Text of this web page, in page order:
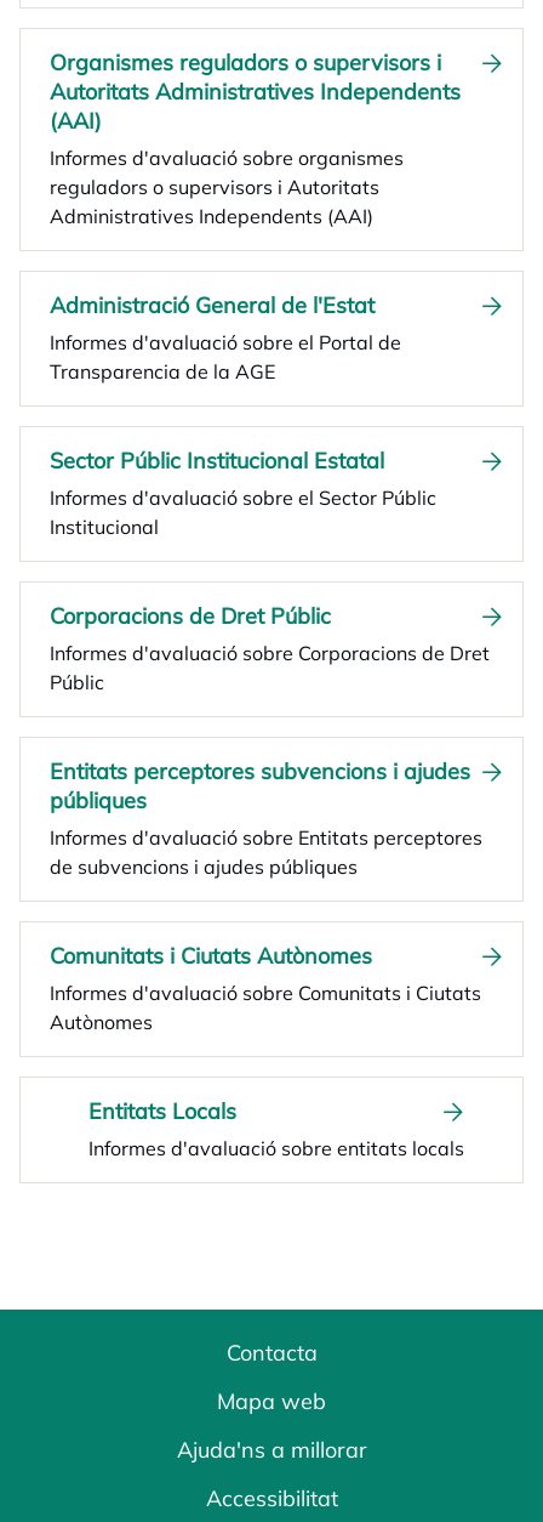
Organismes reguladors o supervisors i
Autoritats Administratives Independents
(AAI)
Informes d'avaluació sobre organismes
reguladors o supervisors i Autoritats
Administratives Independents (AAI)
Administració General de l'Estat
Informes d'avaluació sobre el Portal de
Transparencia de la AGE
Sector Públic Institucional Estatal
Informes d'avaluació sobre el Sector Públic
Institucional
Corporacions de Dret Públic
Informes d'avaluació sobre Corporacions de Dret
Públic
Entitats perceptores subvencions i ajudes
públiques
Informes d'avaluació sobre Entitats perceptores
de subvencions i ajudes públiques
Comunitats i Ciutats Autònomes
Informes d'avaluació sobre Comunitats i Ciutats
Autònomes
Entitats Locals
Informes d'avaluació sobre entitats locals
Contacta
Mapa web
Ajuda'ns a millorar
Accessibilitat